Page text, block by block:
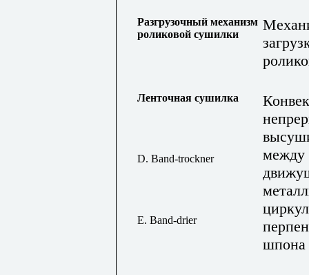
Разгрузочный механизм
роликовой сушилки
Ленточная сушилка
между
шпона
D. Band-trockner
E. Band-drier